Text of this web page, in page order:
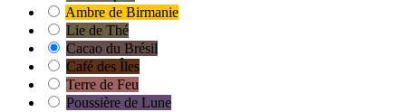
Ambre de Birmanie
Lie de Thé
Cacao du Brésil
Café des Îles
Terre de Feu
Poussière de Lune